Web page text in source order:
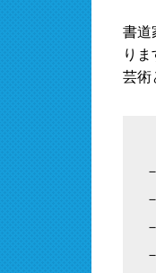
書道
り
芸術